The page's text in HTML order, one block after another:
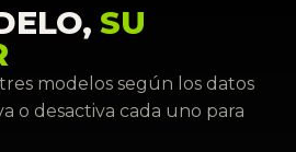
SU
modelos según los datos
o desactiva cada uno para